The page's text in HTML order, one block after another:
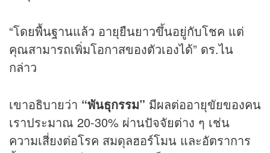
“โดยพื้นฐานแล้ว อายุยืนยาวขึ้นอยู่กับโชค แต่
คุณสามารถเพิ่มโอกาสของตัวเองได้” ดร.ไน
กล่าว
เขาอธิบายว่า “พันธุกรรม” มีผลต่ออายุขัยของคน
เราประมาณ 20-30% ผ่านปัจจัยต่าง ๆ เช่น
ความเสี่ยงต่อโรค สมดุลฮอร์โมน และอัตราการ